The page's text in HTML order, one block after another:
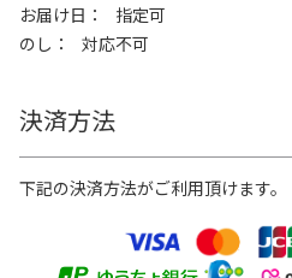
お届け日
指定可
のし
対応不可
決済方法
下記の決済方法がご利用頂けます。